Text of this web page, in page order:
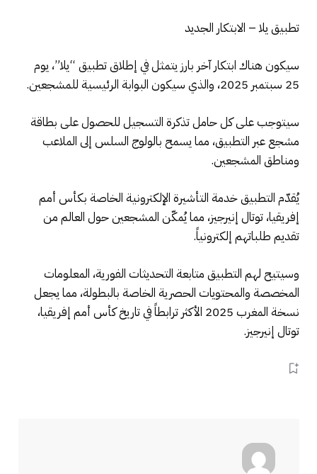
تطبيق يلا – الابتكار الجديد
سيكون هناك ابتكار آخر بارز يتمثل في إطلاق تطبيق “يلا”، يوم
25 سبتمبر 2025، والذي سيكون البوابة الرئيسية للمشجعين.
سيتوجب على كل حامل تذكرة التسجيل للحصول على بطاقة
مشجع عبر التطبيق، مما يسمح بالولوج السلس إلى الملاعب
ومناطق المشجعين.
يُقدّم التطبيق خدمة التأشيرة الإلكترونية الخاصة بكأس أمم
إفريقيا، توتال إنيرجيز، مما يُمكّن المشجعين حول العالم من
تقديم طلباتهم إلكترونياً.
وسيتيح لهم التطبيق متابعة التحديثات الفورية، المعلومات
المخصصة والمحتويات الحصرية الخاصة بالبطولة، مما يجعل
نسخة المغرب 2025 الأكثر ترابطاً في تاريخ كأس أمم إفريقيا،
توتال إنيرجيز.